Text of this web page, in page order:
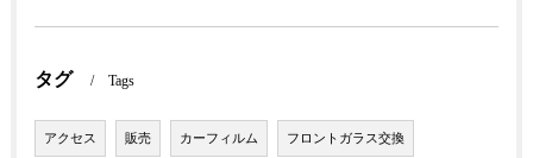
タグ Tags
アクセス 販売 カーフィルム フロントガラス交換